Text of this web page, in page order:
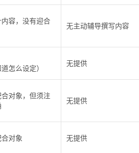
容，没有迎合
无主动辅导撰写内容
怎么设定）
无提供
对象，但须注
无提供
对象 无提供